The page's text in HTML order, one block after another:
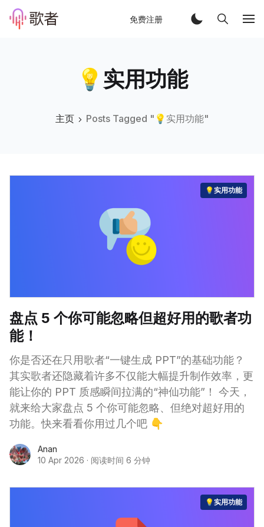
免费注册
💡实用功能
主页 Posts Tagged "💡实用功能"
💡实用功能
盘点 5 个你可能忽略但超好用的歌者功
能！
你是否还在只用歌者“一键生成 PPT”的基础功能？
其实歌者还隐藏着许多不仅能大幅提升制作效率，更
能让你的 PPT 质感瞬间拉满的“神仙功能”！ 今天，
就来给大家盘点 5 个你可能忽略、但绝对超好用的
功能。快来看看你用过几个吧 👇
Anan
10 Apr 2026 · 阅读时间 6 分钟
💡实用功能